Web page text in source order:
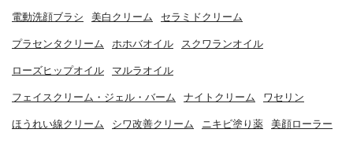
電動洗顔ブラシ 美白クリーム セラミドクリーム
プラセンタクリーム ホホバオイル スクワランオイル
ローズヒップオイル マルラオイル
フェイスクリーム・ジェル・バーム ナイトクリーム ワセリン
ほうれい線クリーム シワ改善クリーム ニキビ塗り薬 美顔ローラー